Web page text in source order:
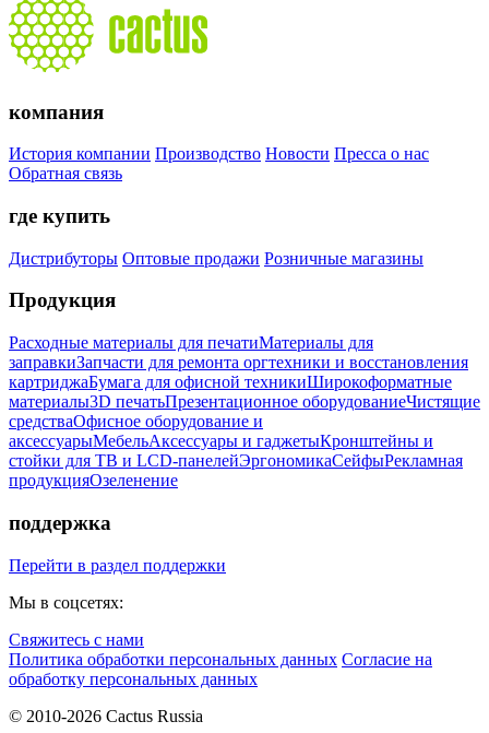
компания
История компании Производство Новости Пресса о нас
Обратная связь
где купить
Дистрибуторы Оптовые продажи Розничные магазины
Продукция
Расходные материалы для печатиМатериалы для
заправкиЗапчасти для ремонта оргтехники и восстановления
картриджаБумага для офисной техникиШирокоформатные
материалы3D печатьПрезентационное оборудованиеЧистящие
средстваОфисное оборудование и
аксессуарыМебельАксессуары и гаджетыКронштейны и
стойки для ТВ и LCD-панелейЭргономикаСейфыРекламная
продукцияОзеленение
поддержка
Перейти в раздел поддержки
Мы в соцсетях:
Свяжитесь с нами
Политика обработки персональных данных Согласие на
обработку персональных данных
© 2010-2026 Cactus Russia